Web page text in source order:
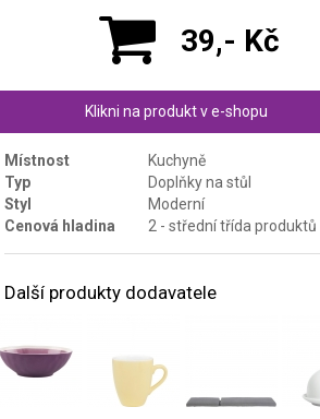
39,- Kč
Klikni na produkt v e-shopu
Místnost
Kuchyně
Typ
Doplňky na stůl
Styl
Moderní
Cenová hladina
2 - střední třída produktů
Další produkty dodavatele